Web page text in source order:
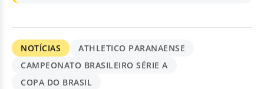
NOTÍCIAS
ATHLETICO PARANAENSE
CAMPEONATO BRASILEIRO SÉRIE A
COPA DO BRASIL